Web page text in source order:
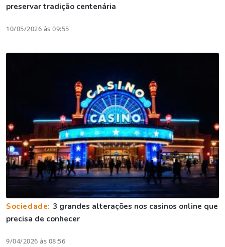
preservar tradição centenária
10/05/2026 às 09:55
Sociedade: 3 grandes alterações nos casinos online que
precisa de conhecer
9/04/2026 às 08:56